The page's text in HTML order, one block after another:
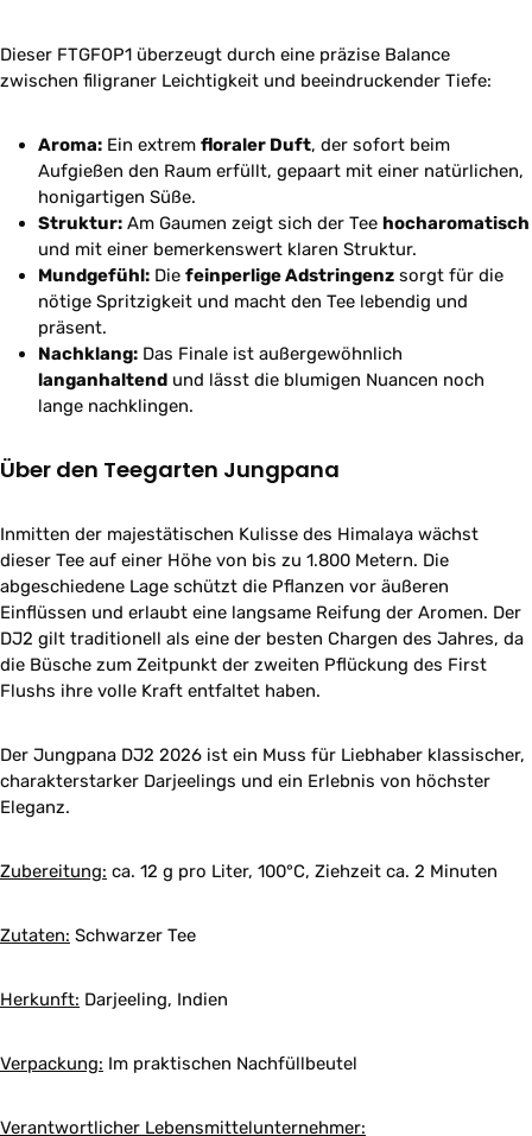
Dieser FTGFOP1 überzeugt durch eine präzise Balance
zwischen filigraner Leichtigkeit und beeindruckender Tiefe:
Aroma: Ein extrem floraler Duft, der sofort beim
Aufgießen den Raum erfüllt, gepaart mit einer natürlichen,
honigartigen Süße.
Struktur: Am Gaumen zeigt sich der Tee hocharomatisch
und mit einer bemerkenswert klaren Struktur.
Mundgefühl: Die feinperlige Adstringenz sorgt für die
nötige Spritzigkeit und macht den Tee lebendig und
präsent.
Nachklang: Das Finale ist außergewöhnlich
langanhaltend und lässt die blumigen Nuancen noch
lange nachklingen.
Über den Teegarten Jungpana
Inmitten der majestätischen Kulisse des Himalaya wächst
dieser Tee auf einer Höhe von bis zu 1.800 Metern. Die
abgeschiedene Lage schützt die Pflanzen vor äußeren
Einflüssen und erlaubt eine langsame Reifung der Aromen. Der
DJ2 gilt traditionell als eine der besten Chargen des Jahres, da
die Büsche zum Zeitpunkt der zweiten Pflückung des First
Flushs ihre volle Kraft entfaltet haben.
Der Jungpana DJ2 2026 ist ein Muss für Liebhaber klassischer,
charakterstarker Darjeelings und ein Erlebnis von höchster
Eleganz.
Zubereitung: ca. 12 g pro Liter, 100°C, Ziehzeit ca. 2 Minuten
Zutaten: Schwarzer Tee
Herkunft: Darjeeling, Indien
Verpackung: Im praktischen Nachfüllbeutel
Verantwortlicher Lebensmittelunternehmer: